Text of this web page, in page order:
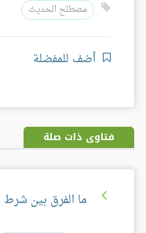
مصطلح الحديث
أضف للمفضلة
فتاوى ذات صلة
ما الفرق بين